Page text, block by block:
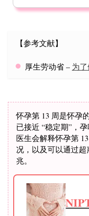
【参考文献】
厚生劳动省 – 为
怀孕第 13 周是怀孕
已接近 “稳定期”，
医生会解释怀孕第
况，以及可以通过
兆。